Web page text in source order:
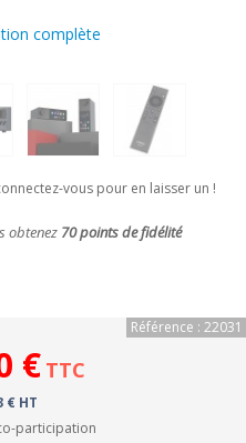
complète
vous pour en laisser un !
obtenez 70points de fidélité
Référence : 22031
€ TTC
€ HT
participation